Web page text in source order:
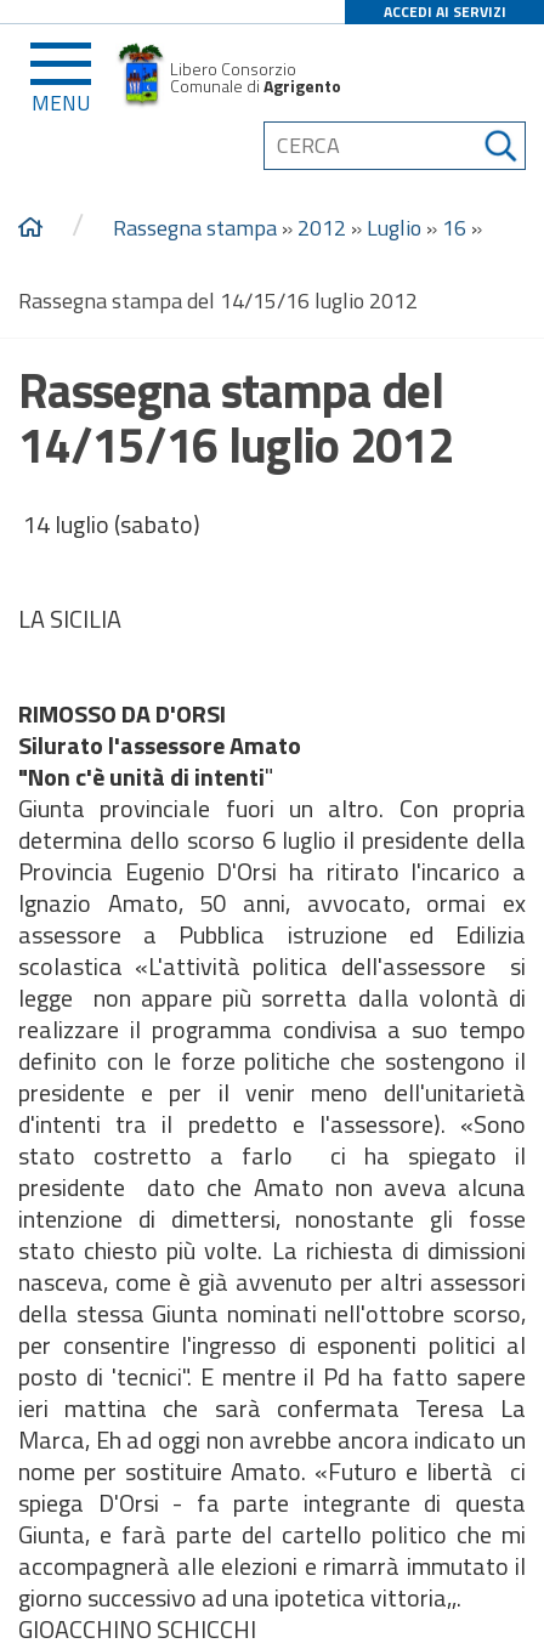
ACCEDI AI SERVIZI
MENU
Libero Consorzio
Comunale diAgrigento
/ Rassegna stampa»2012 »Luglio » 16 »
Rassegna stampa del 14/15/16 luglio 2012
Rassegna stampa del
14/15/16 luglio 2012
14 luglio (sabato)
LA SICILIA
RIMOSSO DA D'ORSI
Silurato l'assessore Amato
"Non c'è unità di intenti"
Giunta provinciale fuori un altro. Con propria
determina dello scorso 6 luglio il presidente della
Provincia Eugenio D'Orsi ha ritirato l'incarico a
Ignazio Amato, 50 anni, avvocato, ormai ex
assessore a Pubblica istruzione ed Edilizia
scolastica «L'attività politica dell'assessore  si
legge  non appare più sorretta dalla volontà di
realizzare il programma condivisa a suo tempo
definito con le forze politiche che sostengono il
presidente e per il venir meno dell'unitarietà
d'intenti tra il predetto e l'assessore). «Sono
stato costretto a farlo  ci ha spiegato il
presidente  dato che Amato non aveva alcuna
intenzione di dimettersi, nonostante gli fosse
stato chiesto più volte. La richiesta di dimissioni
nasceva, come è già avvenuto per altri assessori
della stessa Giunta nominati nell'ottobre scorso,
per consentire l'ingresso di esponenti politici al
posto di 'tecnici". E mentre il Pd ha fatto sapere
ieri mattina che sarà confermata Teresa La
Marca, Eh ad oggi non avrebbe ancora indicato un
nome per sostituire Amato. «Futuro e libertà  ci
spiega D'Orsi - fa parte integrante di questa
Giunta, e farà parte del cartello politico che mi
accompagnerà alle elezioni e rimarrà immutato il
giorno successivo ad una ipotetica vittoria,,.
GIOACCHINO SCHICCHI